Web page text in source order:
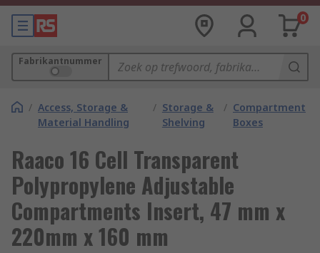
0
Fabrikantnummer
/ Access, Storage &
Material Handling
/ Storage &
Shelving
/ Compartment
Boxes
Raaco 16 Cell Transparent
Polypropylene Adjustable
Compartments Insert, 47 mm x
220mm x 160 mm